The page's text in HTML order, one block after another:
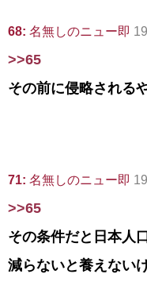
68: 名無しのニュー即
>>65
その前に侵略される
71: 名無しのニュー即
>>65
その条件だと日本人
減らないと養えない